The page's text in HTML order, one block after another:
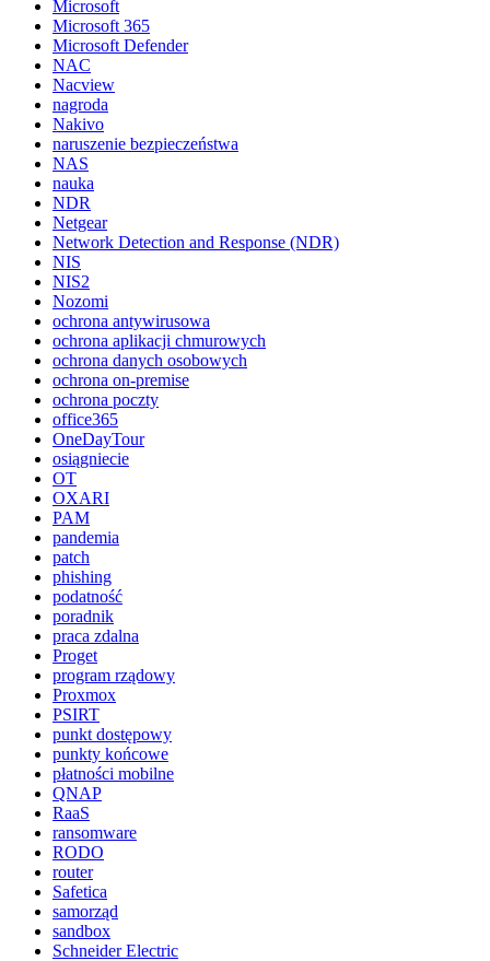
Microsoft
Microsoft 365
Microsoft Defender
NAC
Nacview
nagroda
Nakivo
naruszenie bezpieczeństwa
NAS
nauka
NDR
Netgear
Network Detection and Response (NDR)
NIS
NIS2
Nozomi
ochrona antywirusowa
ochrona aplikacji chmurowych
ochrona danych osobowych
ochrona on-premise
ochrona poczty
office365
OneDayTour
osiągniecie
OT
OXARI
PAM
pandemia
patch
phishing
podatność
poradnik
praca zdalna
Proget
program rządowy
Proxmox
PSIRT
punkt dostępowy
punkty końcowe
płatności mobilne
QNAP
RaaS
ransomware
RODO
router
Safetica
samorząd
sandbox
Schneider Electric